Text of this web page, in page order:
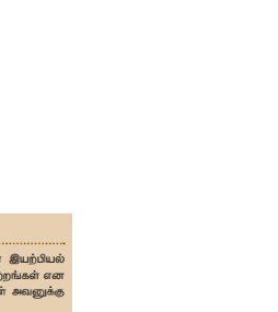
இயற்பியல் மாற்றங்கள்
நீங்கள் அவனுக்கு உதவ